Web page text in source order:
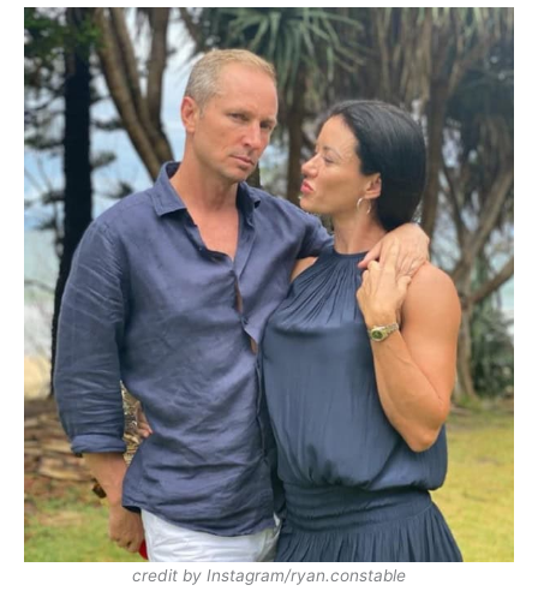
credit by Instagram/ryan.constable